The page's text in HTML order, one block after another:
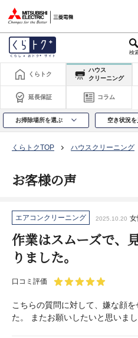
くらトク
ハウス
クリーニング
延長保証 コラム
お掃除場所を選ぶ 空き状況を
くらトクTOP ハウスクリーニング
お客様の声
エアコンクリーニング 2025.10.20
作業はスムーズで、
りました。
口コミ評価
こちらの質問に対して、嫌な顔
た。 またお願いしたいと思いまし